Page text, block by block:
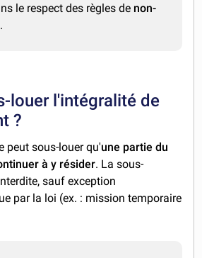
le respect des règles de non-
.
louer l'intégralité de
?
peut sous-louer qu'une partie du
à y résider. La sous-
sauf exception
par la loi (ex. : mission temporaire